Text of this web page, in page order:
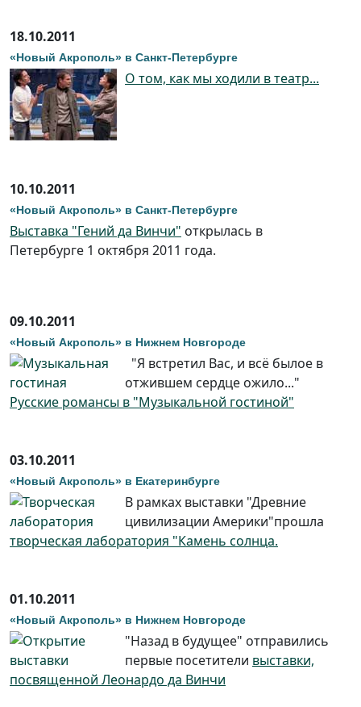
18.10.2011
«Новый Акрополь» в Санкт-Петербурге
О том, как мы ходили в театр...
10.10.2011
«Новый Акрополь» в Санкт-Петербурге
Выставка "Гений да Винчи" открылась в
Петербурге 1 октября 2011 года.
09.10.2011
«Новый Акрополь» в Нижнем Новгороде
"Я встретил Вас, и всё былое в
отжившем сердце ожило..."
Русские романсы в "Музыкальной гостиной"
03.10.2011
«Новый Акрополь» в Екатеринбурге
В рамках выставки "Древние
цивилизации Америки"прошла
творческая лаборатория "Камень солнца.
01.10.2011
«Новый Акрополь» в Нижнем Новгороде
"Назад в будущее" отправились
первые посетители выставки,
посвященной Леонардо да Винчи